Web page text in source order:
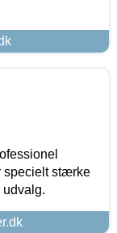
specielt stærke
udvalg.